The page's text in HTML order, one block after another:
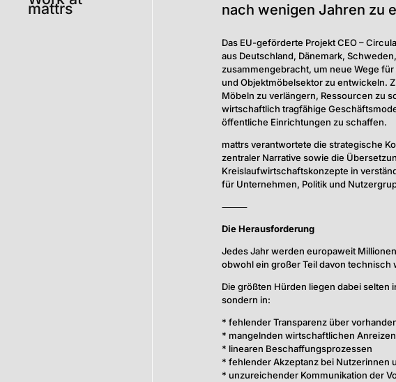
mattrs
nach wenigen Jahren zu
Das EU-geförderte Projekt CEO –
aus Deutschland, Dänemark,
zusammengebracht, um neue Wege
und Objektmöbelsektor zu entwickeln.
Möbeln zu verlängern, Ressourcen zu
wirtschaftlich tragfähige
öffentliche Einrichtungen zu schaffen.
mattrs verantwortete die strategische
zentraler Narrative sowie die
Kreislaufwirtschaftskonzepte in
für Unternehmen, Politik und
⸻
Die Herausforderung
Jedes Jahr werden europaweit
obwohl ein großer Teil davon technisch
Die größten Hürden liegen dabei selten
sondern in:
* fehlender Transparenz über
* mangelnden wirtschaftlichen Anreizen
* linearen Beschaffungsprozessen
* fehlender Akzeptanz bei Nutzerinnen
* unzureichender Kommunikation der